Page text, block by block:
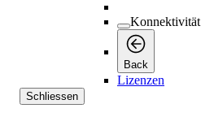
Konnektivität
Back
Lizenzen
Schliessen